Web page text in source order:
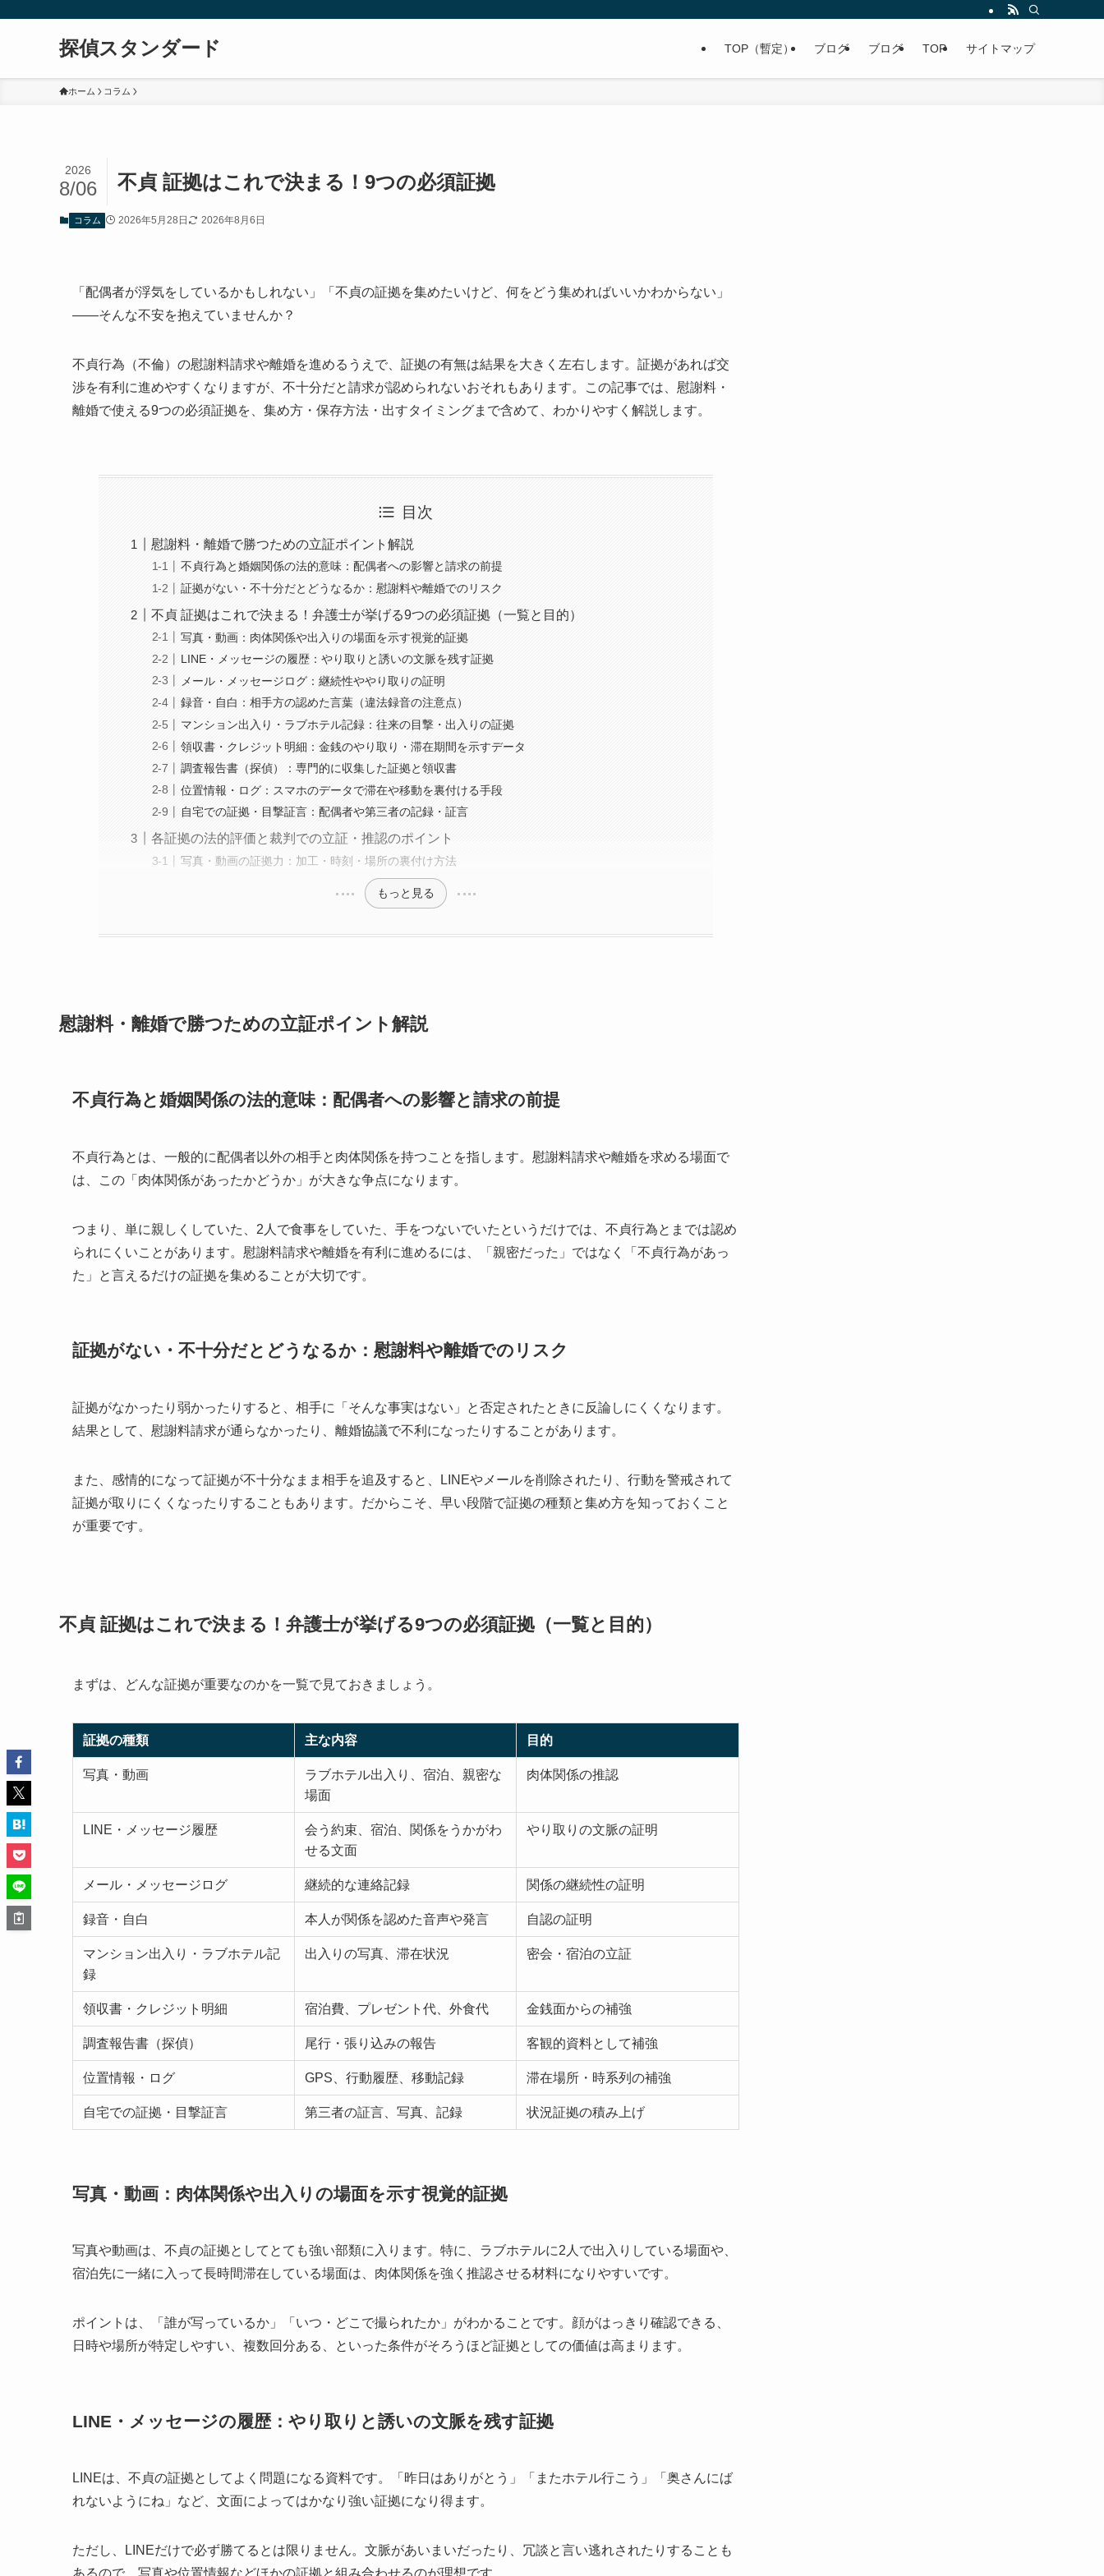
探偵スタンダード TOP（暫定） ブログ ブログ TOP サイトマップ
ホーム コラム
不貞 証拠はこれで決まる！9つの必須証拠
2026
8/06
コラム 2026年5月28日 2026年8月6日
「配偶者が浮気をしているかもしれない」「不貞の証拠を集めたいけど、何をどう集めればいいかわからない」
——そんな不安を抱えていませんか？
不貞行為（不倫）の慰謝料請求や離婚を進めるうえで、証拠の有無は結果を大きく左右します。証拠があれば交
渉を有利に進めやすくなりますが、不十分だと請求が認められないおそれもあります。この記事では、慰謝料・
離婚で使える9つの必須証拠を、集め方・保存方法・出すタイミングまで含めて、わかりやすく解説します。
目次
慰謝料・離婚で勝つための立証ポイント解説
不貞行為と婚姻関係の法的意味：配偶者への影響と請求の前提
証拠がない・不十分だとどうなるか：慰謝料や離婚でのリスク
不貞 証拠はこれで決まる！弁護士が挙げる9つの必須証拠（一覧と目的）
写真・動画：肉体関係や出入りの場面を示す視覚的証拠
LINE・メッセージの履歴：やり取りと誘いの文脈を残す証拠
メール・メッセージログ：継続性ややり取りの証明
録音・自白：相手方の認めた言葉（違法録音の注意点）
マンション出入り・ラブホテル記録：往来の目撃・出入りの証拠
領収書・クレジット明細：金銭のやり取り・滞在期間を示すデータ
調査報告書（探偵）：専門的に収集した証拠と領収書
位置情報・ログ：スマホのデータで滞在や移動を裏付ける手段
自宅での証拠・目撃証言：配偶者や第三者の記録・証言
各証拠の法的評価と裁判での立証・推認のポイント
写真・動画の証拠力：加工・時刻・場所の裏付け方法
もっと見る
慰謝料・離婚で勝つための立証ポイント解説
不貞行為と婚姻関係の法的意味：配偶者への影響と請求の前提
不貞行為とは、一般的に配偶者以外の相手と肉体関係を持つことを指します。慰謝料請求や離婚を求める場面で
は、この「肉体関係があったかどうか」が大きな争点になります。
つまり、単に親しくしていた、2人で食事をしていた、手をつないでいたというだけでは、不貞行為とまでは認め
られにくいことがあります。慰謝料請求や離婚を有利に進めるには、「親密だった」ではなく「不貞行為があっ
た」と言えるだけの証拠を集めることが大切です。
証拠がない・不十分だとどうなるか：慰謝料や離婚でのリスク
証拠がなかったり弱かったりすると、相手に「そんな事実はない」と否定されたときに反論しにくくなります。
結果として、慰謝料請求が通らなかったり、離婚協議で不利になったりすることがあります。
また、感情的になって証拠が不十分なまま相手を追及すると、LINEやメールを削除されたり、行動を警戒されて
証拠が取りにくくなったりすることもあります。だからこそ、早い段階で証拠の種類と集め方を知っておくこと
が重要です。
不貞 証拠はこれで決まる！弁護士が挙げる9つの必須証拠（一覧と目的）
まずは、どんな証拠が重要なのかを一覧で見ておきましょう。
証拠の種類 主な内容 目的
写真・動画
ラブホテル出入り、宿泊、親密な
場面
肉体関係の推認
LINE・メッセージ履歴
会う約束、宿泊、関係をうかがわ
せる文面
やり取りの文脈の証明
メール・メッセージログ 継続的な連絡記録 関係の継続性の証明
録音・自白 本人が関係を認めた音声や発言 自認の証明
マンション出入り・ラブホテル記
録
出入りの写真、滞在状況 密会・宿泊の立証
領収書・クレジット明細 宿泊費、プレゼント代、外食代 金銭面からの補強
調査報告書（探偵） 尾行・張り込みの報告 客観的資料として補強
位置情報・ログ GPS、行動履歴、移動記録 滞在場所・時系列の補強
自宅での証拠・目撃証言 第三者の証言、写真、記録 状況証拠の積み上げ
写真・動画：肉体関係や出入りの場面を示す視覚的証拠
写真や動画は、不貞の証拠としてとても強い部類に入ります。特に、ラブホテルに2人で出入りしている場面や、
宿泊先に一緒に入って長時間滞在している場面は、肉体関係を強く推認させる材料になりやすいです。
ポイントは、「誰が写っているか」「いつ・どこで撮られたか」がわかることです。顔がはっきり確認できる、
日時や場所が特定しやすい、複数回分ある、といった条件がそろうほど証拠としての価値は高まります。
LINE・メッセージの履歴：やり取りと誘いの文脈を残す証拠
LINEは、不貞の証拠としてよく問題になる資料です。「昨日はありがとう」「またホテル行こう」「奥さんにば
れないようにね」など、文面によってはかなり強い証拠になり得ます。
ただし、LINEだけで必ず勝てるとは限りません。文脈があいまいだったり、冗談と言い逃れされたりすることも